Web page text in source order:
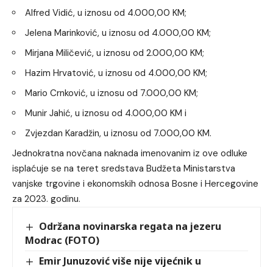
Alfred Vidić, u iznosu od 4.000,00 KM;
Jelena Marinković, u iznosu od 4.000,00 KM;
Mirjana Miličević, u iznosu od 2.000,00 KM;
Hazim Hrvatović, u iznosu od 4.000,00 KM;
Mario Crnković, u iznosu od 7.000,00 KM;
Munir Jahić, u iznosu od 4.000,00 KM i
Zvjezdan Karadžin, u iznosu od 7.000,00 KM.
Jednokratna novčana naknada imenovanim iz ove odluke
isplaćuje se na teret sredstava Budžeta Ministarstva
vanjske trgovine i ekonomskih odnosa Bosne i Hercegovine
za 2023. godinu.
Održana novinarska regata na jezeru
Modrac (FOTO)
Emir Junuzović više nije vijećnik u